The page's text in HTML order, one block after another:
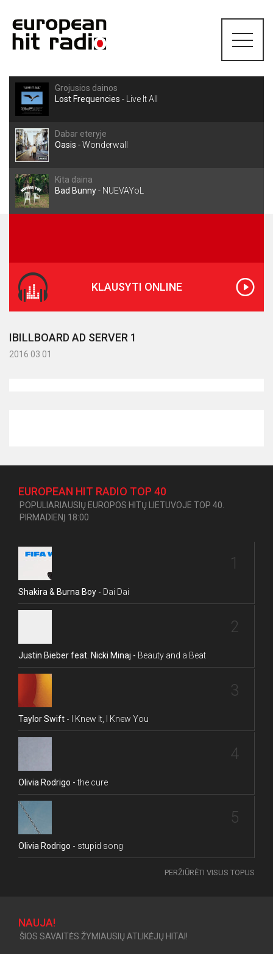
Grojusios dainos
Lost Frequencies - Live It All
Dabar eteryje
Oasis -Wonderwall
Kita daina
Bad Bunny- NUEVAYoL
KLAUSYTI ONLINE
IBILLBOARD AD SERVER 1
2016 03 01
EUROPEAN HIT RADIO TOP 40
POPULIARIAUSIŲ EUROPOS HITŲ LIETUVOJE TOP 40.
PIRMADIENĮ 18:00
1
Shakira & Burna Boy - Dai Dai
2
Justin Bieber feat. Nicki Minaj - Beauty and a Beat
3
Taylor Swift - I Knew It, I Knew You
4
Olivia Rodrigo -the cure
5
Olivia Rodrigo - stupid song
PERŽIŪRĖTI VISUS TOPUS
NAUJA!
ŠIOS SAVAITĖS ŽYMIAUSIŲ ATLIKĖJŲ HITAI!